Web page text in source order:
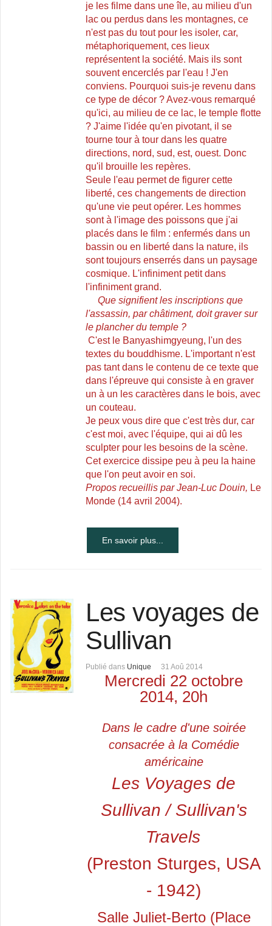
je les filme dans une île, au milieu d'un
lac ou perdus dans les montagnes, ce
n'est pas du tout pour les isoler, car,
métaphoriquement, ces lieux
représentent la société. Mais ils sont
souvent encerclés par l'eau ! J'en
conviens. Pourquoi suis-je revenu dans
ce type de décor ? Avez-vous remarqué
qu'ici, au milieu de ce lac, le temple flotte
? J'aime l'idée qu'en pivotant, il se
tourne tour à tour dans les quatre
directions, nord, sud, est, ouest. Donc
qu'il brouille les repères.
Seule l'eau permet de figurer cette
liberté, ces changements de direction
qu'une vie peut opérer. Les hommes
sont à l'image des poissons que j'ai
placés dans le film : enfermés dans un
bassin ou en liberté dans la nature, ils
sont toujours enserrés dans un paysage
cosmique. L'infiniment petit dans
l'infiniment grand.
Que signifient les inscriptions que
l'assassin, par châtiment, doit graver sur
le plancher du temple ?
C'est le Banyashimgyeung, l'un des
textes du bouddhisme. L'important n'est
pas tant dans le contenu de ce texte que
dans l'épreuve qui consiste à en graver
un à un les caractères dans le bois, avec
un couteau.
Je peux vous dire que c'est très dur, car
c'est moi, avec l'équipe, qui ai dû les
sculpter pour les besoins de la scène.
Cet exercice dissipe peu à peu la haine
que l'on peut avoir en soi.
Propos recueillis par Jean-Luc Douin, Le
Monde (14 avril 2004).
En savoir plus...
Les voyages de
Sullivan
Publié dans Unique 31 Aoû 2014
Mercredi 22 octobre
2014, 20h
Dans le cadre d'une soirée
consacrée à la Comédie
américaine
Les Voyages de
Sullivan / Sullivan's
Travels
(Preston Sturges, USA
- 1942)
Salle Juliet-Berto (Place